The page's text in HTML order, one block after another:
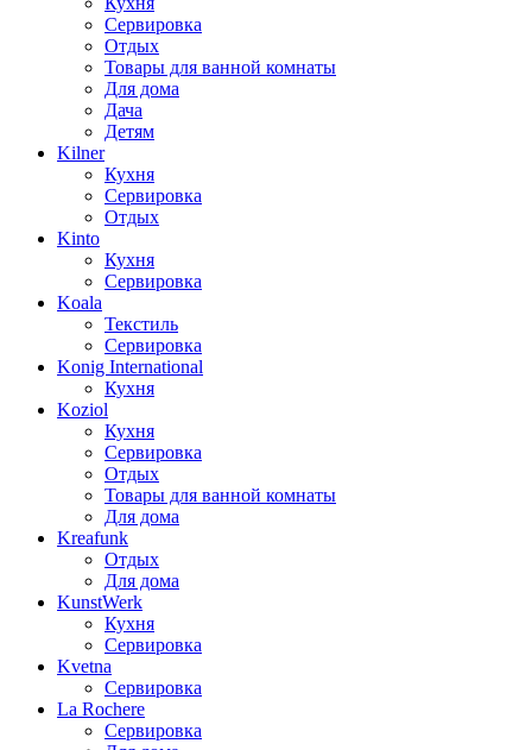
Сервировка
Отдых
Товары для ванной комнаты
Для дома
Дача
Детям
Kilner
Кухня
Сервировка
Отдых
Kinto
Кухня
Сервировка
Koala
Текстиль
Сервировка
Konig International
Кухня
Koziol
Кухня
Сервировка
Отдых
Товары для ванной комнаты
Для дома
Kreafunk
Отдых
Для дома
KunstWerk
Кухня
Сервировка
Kvetna
Сервировка
La Rochere
Сервировка